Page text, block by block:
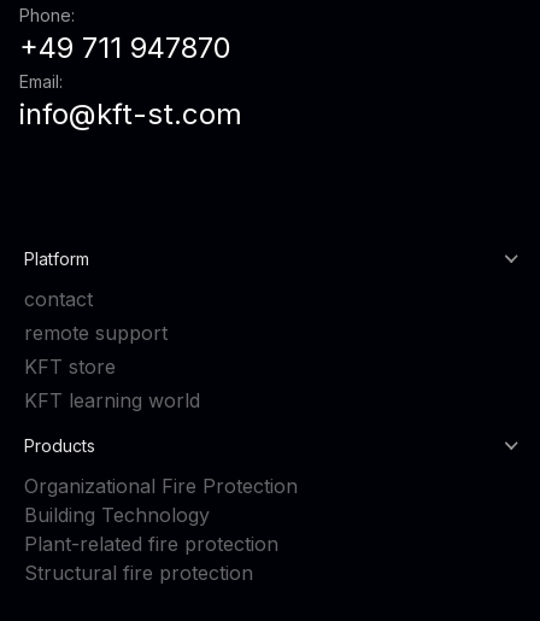
Phone:
+49 711 947870
Email:
info@kft-st.com
Platform
contact
remote support
KFT store
KFT learning world
Products
Organizational Fire Protection
Building Technology
Plant-related fire protection
Structural fire protection